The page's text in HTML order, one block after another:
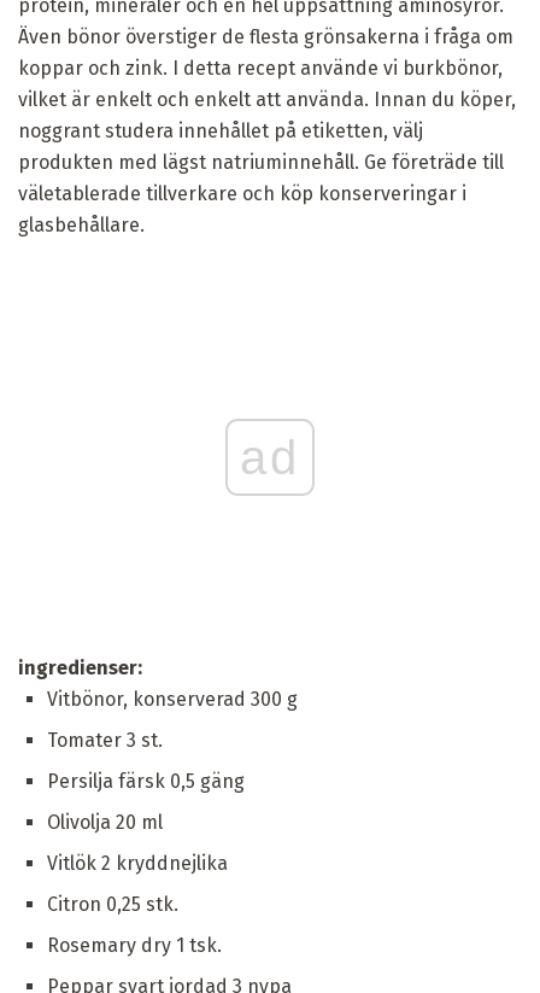
protein, mineraler och en hel uppsättning aminosyror.
Även bönor överstiger de flesta grönsakerna i fråga om
koppar och zink. I detta recept använde vi burkbönor,
vilket är enkelt och enkelt att använda. Innan du köper,
noggrant studera innehållet på etiketten, välj
produkten med lägst natriuminnehåll. Ge företräde till
väletablerade tillverkare och köp konserveringar i
glasbehållare.
ad
ingredienser:
Vitbönor, konserverad 300 g
Tomater 3 st.
Persilja färsk 0,5 gäng
Olivolja 20 ml
Vitlök 2 kryddnejlika
Citron 0,25 stk.
Rosemary dry 1 tsk.
Peppar svart jordad 3 nypa